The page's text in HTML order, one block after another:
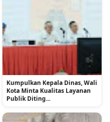
Kumpulkan Kepala Dinas, Wali
Kota Minta Kualitas Layanan
Publik Diting...